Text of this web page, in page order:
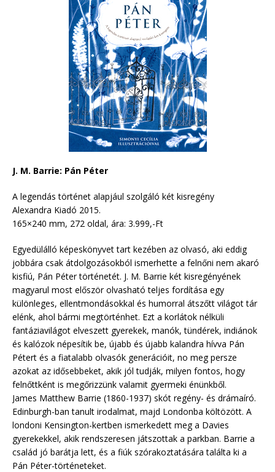
J. M. Barrie: Pán Péter
A legendás történet alapjául szolgáló két kisregény
Alexandra Kiadó 2015.
165×240 mm, 272 oldal, ára: 3.999,-Ft
Egyedülálló képeskönyvet tart kezében az olvasó, aki eddig
jobbára csak átdolgozásokból ismerhette a felnőni nem akaró
kisfiú, Pán Péter történetét. J. M. Barrie két kisregényének
magyarul most először olvasható teljes fordítása egy
különleges, ellentmondásokkal és humorral átszőtt világot tár
elénk, ahol bármi megtörténhet. Ezt a korlátok nélküli
fantáziavilágot elveszett gyerekek, manók, tündérek, indiánok
és kalózok népesítik be, újabb és újabb kalandra hívva Pán
Pétert és a fiatalabb olvasók generációit, no meg persze
azokat az idősebbeket, akik jól tudják, milyen fontos, hogy
felnőttként is megőrizzünk valamit gyermeki énünkből.
James Matthew Barrie (1860-1937) skót regény- és drámaíró.
Edinburgh-ban tanult irodalmat, majd Londonba költözött. A
londoni Kensington-kertben ismerkedett meg a Davies
gyerekekkel, akik rendszeresen játszottak a parkban. Barrie a
család jó barátja lett, és a fiúk szórakoztatására találta ki a
Pán Péter-történeteket.